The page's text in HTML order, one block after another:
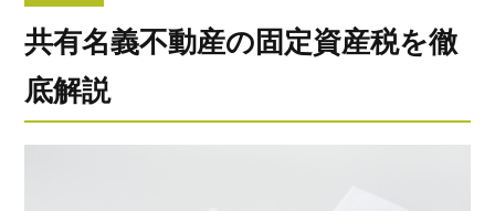
共有名義不動産の固定資産税を徹
底解説